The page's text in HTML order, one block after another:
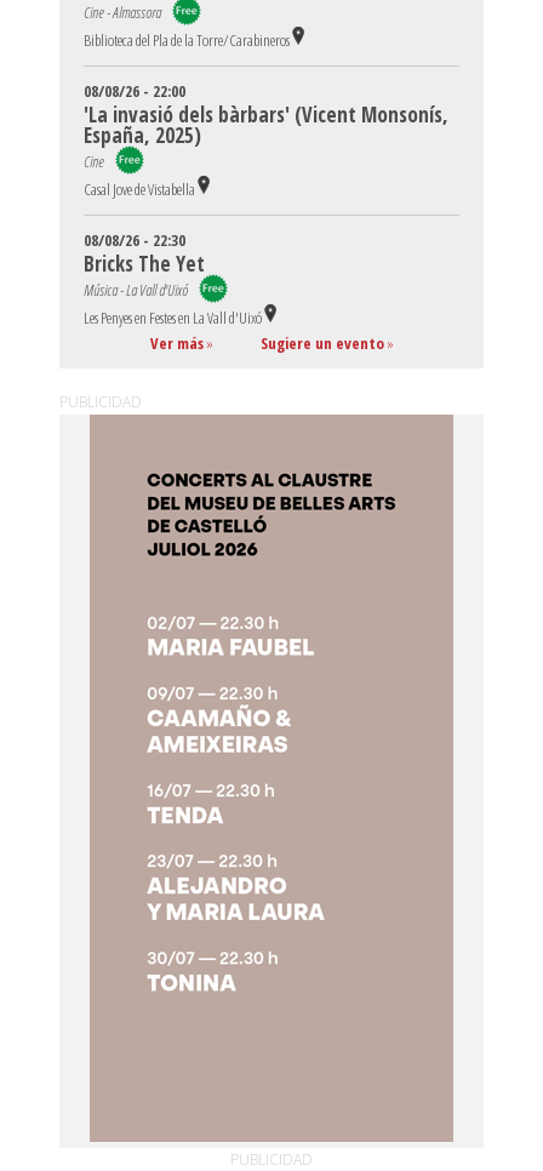
Cine - Almassora
Biblioteca del Pla de la Torre/Carabineros
08/08/26 - 22:00
'La invasió dels bàrbars' (Vicent Monsonís,
España, 2025)
Cine
Casal Jove de Vistabella
08/08/26 - 22:30
Bricks The Yet
Música - La Vall d'Uixó
Les Penyes en Festes en La Vall d'Uixó
Ver más» Sugiere un evento»
PUBLICIDAD
PUBLICIDAD